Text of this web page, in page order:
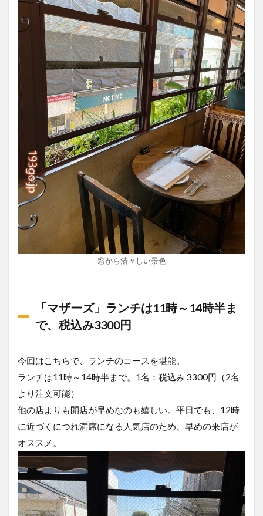
窓から清々しい景色
「マザーズ」ランチは11時～14時半ま
で、税込み3300円
今回はこちらで、ランチのコースを堪能。
ランチは11時～14時半まで。1名：税込み 3300円（2名
より注文可能）
他の店よりも開店が早めなのも嬉しい。平日でも、12時
に近づくにつれ満席になる人気店のため、早めの来店が
オススメ。